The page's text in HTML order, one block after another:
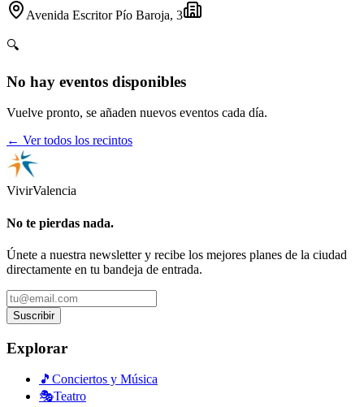
Avenida Escritor Pío Baroja, 3
🔍
No hay eventos disponibles
Vuelve pronto, se añaden nuevos eventos cada día.
← Ver todos los recintos
VivirValencia
No te pierdas nada.
Únete a nuestra newsletter y recibe los mejores planes de la ciudad
directamente en tu bandeja de entrada.
Suscribir
Explorar
🎵 Conciertos y Música
🎭Teatro